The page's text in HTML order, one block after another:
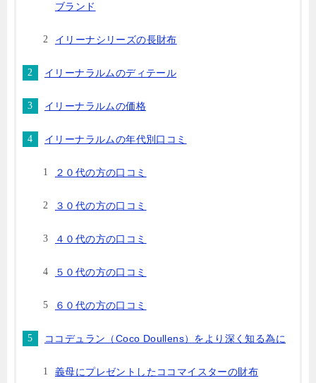
ブランド
イリーナシリーズの長財布
イリーナラルムのディテール
イリーナラルムの価格
イリーナラルムの年代別口コミ
２０代の方の口コミ
３０代の方の口コミ
４０代の方の口コミ
５０代の方の口コミ
６０代の方の口コミ
ココデュラン（Coco Doullens）をより深く知る為に
義母にプレゼントしたココマイスターの財布